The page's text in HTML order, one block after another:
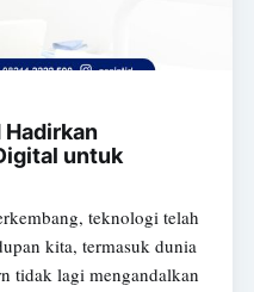
untuk
teknologi telah
kita, termasuk dunia
tidak lagi mengandalkan